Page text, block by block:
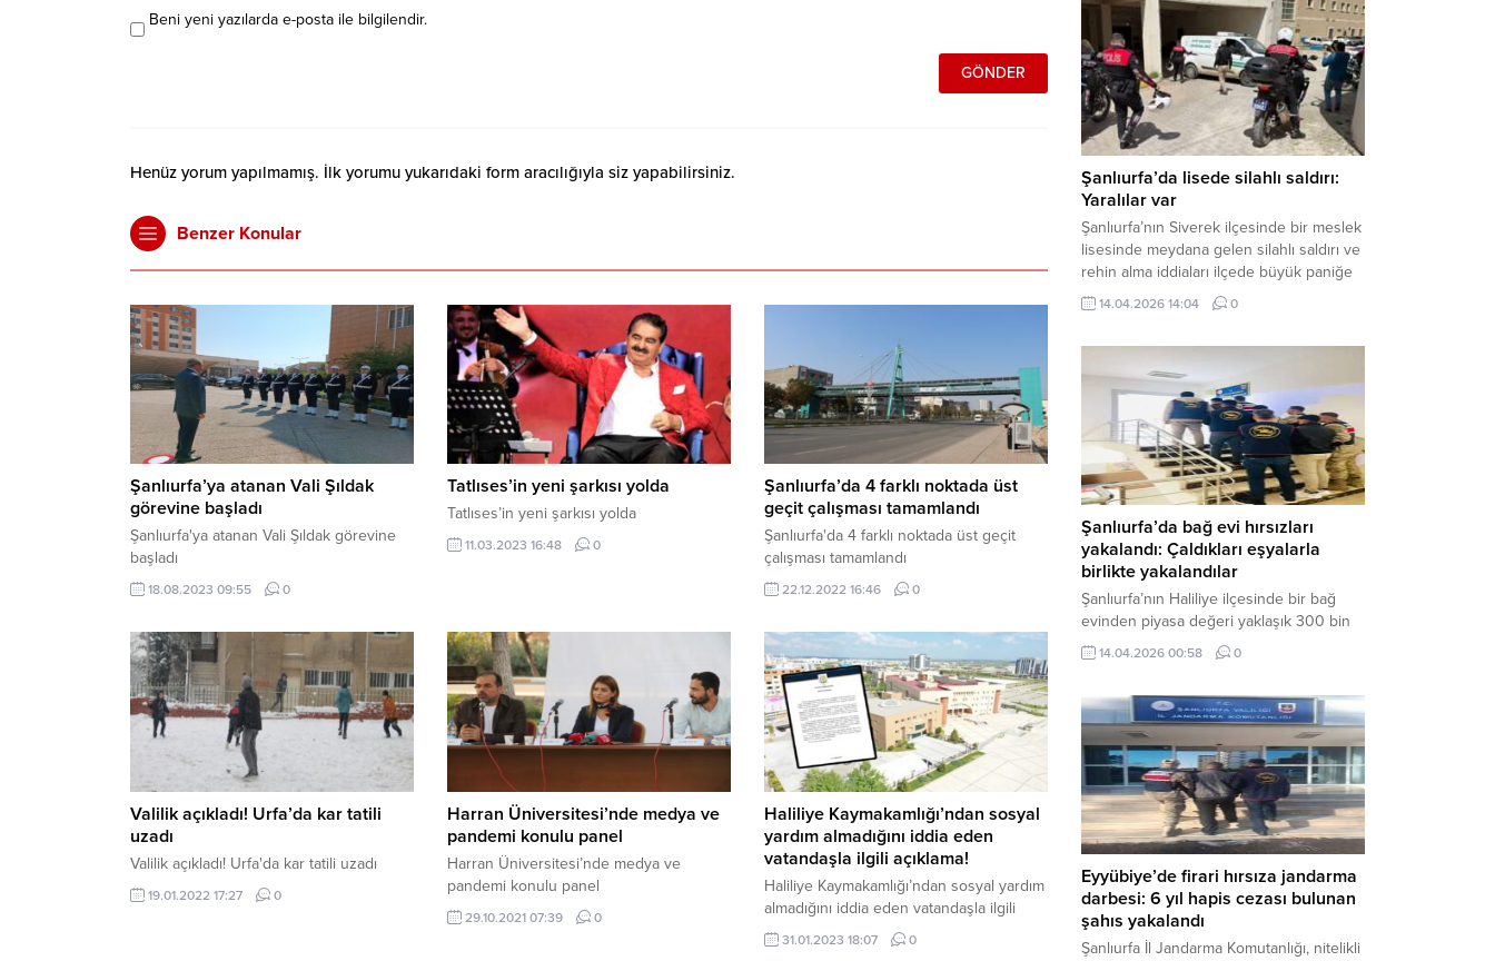
Beni yeni yazılarda e-posta ile bilgilendir.
Henüz yorum yapılmamış. İlk yorumu yukarıdaki form aracılığıyla siz yapabilirsiniz.
Benzer Konular
Şanlıurfa’ya atanan Vali Şıldak
görevine başladı
Şanlıurfa'ya atanan Vali Şıldak görevine
başladı
18.08.2023 09:55 0
Tatlıses’in yeni şarkısı yolda
Tatlıses’in yeni şarkısı yolda
11.03.2023 16:48 0
Şanlıurfa’da 4 farklı noktada üst
geçit çalışması tamamlandı
Şanlıurfa'da 4 farklı noktada üst geçit
çalışması tamamlandı
22.12.2022 16:46 0
Valilik açıkladı! Urfa’da kar tatili
uzadı
Valilik açıkladı! Urfa'da kar tatili uzadı
19.01.2022 17:27 0
Harran Üniversitesi’nde medya ve
pandemi konulu panel
Harran Üniversitesi’nde medya ve
pandemi konulu panel
29.10.2021 07:39 0
Haliliye Kaymakamlığı’ndan sosyal
yardım almadığını iddia eden
vatandaşla ilgili açıklama!
Haliliye Kaymakamlığı’ndan sosyal yardım
almadığını iddia eden vatandaşla ilgili
açıklama!
31.01.2023 18:07 0
Operasyon kapsamında çok sayıda şahıs
hakkında adli süreç başlatıldı. Haber
Merkezi – Şanlıurfa Valiliği bünyesinde İl
Jandarma Komutanlığı tarafından
gerçekleştirilen “Tütün ve Alkol
Kaçakçılarına Yönelik Çalışmalar” tüm...
Şanlıurfa’da lisede silahlı saldırı:
Yaralılar var
Şanlıurfa’nın Siverek ilçesinde bir meslek
lisesinde meydana gelen silahlı saldırı ve
rehin alma iddiaları ilçede büyük paniğe
neden oldu. Olay yerine çok sayıda özel
harekat polisi ve sağlık ekibi sevk
çalışmaları devam ediyor. Haber Merkezi
– Siverek ilçesi Hasan Çelebi
Mahallesi’nde bulunan Ahmet Koyuncu
Mesleki...
14.04.2026 14:04 0
Şanlıurfa’da bağ evi hırsızları
yakalandı: Çaldıkları eşyalarla
birlikte yakalandılar
Şanlıurfa’nın Haliliye ilçesinde bir bağ
evinden piyasa değeri yaklaşık 300 bin
TL olan eşyaları çalan şüpheliler,
jandarmanın başarılı operasyonuyla
şüpheliden 2’si tutuklanarak cezaevine
gönderildi. Haber Merkezi – Şanlıurfa İl
Jandarma Komutanlığı, “Faili Meçhul
Hırsızlık Olaylarının Aydınlatılmasına”
yönelik yürüttüğü çalışmalar kapsamında
önemli bir başarıya daha...
14.04.2026 00:58 0
Eyyübiye’de firari hırsıza jandarma
darbesi: 6 yıl hapis cezası bulunan
şahıs yakalandı
Şanlıurfa İl Jandarma Komutanlığı, nitelikli